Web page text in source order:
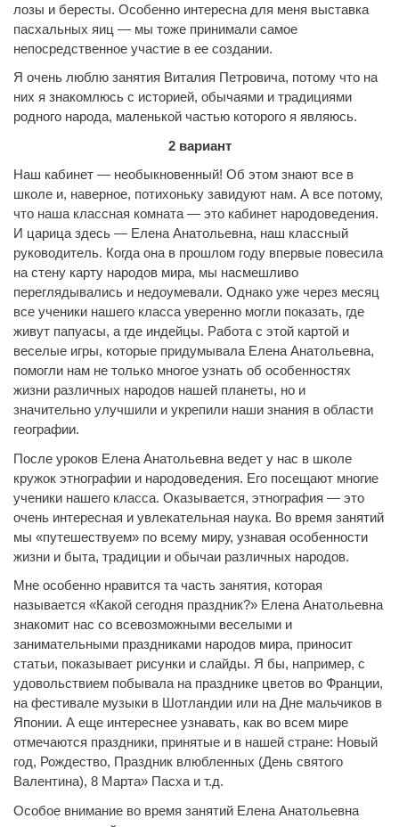
лозы и бересты. Особенно интересна для меня выставка
пасхальных яиц — мы тоже принимали самое
непосредственное участие в ее создании.
Я очень люблю занятия Виталия Петровича, потому что на
них я знакомлюсь с историей, обычаями и традициями
родного народа, маленькой частью которого я являюсь.
2 вариант
Наш кабинет — необыкновенный! Об этом знают все в
школе и, наверное, потихоньку завидуют нам. А все потому,
что наша классная комната — это кабинет народоведения.
И царица здесь — Елена Анатольевна, наш классный
руководитель. Когда она в прошлом году впервые повесила
на стену карту народов мира, мы насмешливо
переглядывались и недоумевали. Однако уже через месяц
все ученики нашего класса уверенно могли показать, где
живут папуасы, а где индейцы. Работа с этой картой и
веселые игры, которые придумывала Елена Анатольевна,
помогли нам не только многое узнать об особенностях
жизни различных народов нашей планеты, но и
значительно улучшили и укрепили наши знания в области
географии.
После уроков Елена Анатольевна ведет у нас в школе
кружок этнографии и народоведения. Его посещают многие
ученики нашего класса. Оказывается, этнография — это
очень интересная и увлекательная наука. Во время занятий
мы «путешествуем» по всему миру, узнавая особенности
жизни и быта, традиции и обычаи различных народов.
Мне особенно нравится та часть занятия, которая
называется «Какой сегодня праздник?» Елена Анатольевна
знакомит нас со всевозможными веселыми и
занимательными праздниками народов мира, приносит
статьи, показывает рисунки и слайды. Я бы, например, с
удовольствием побывала на празднике цветов во Франции,
на фестивале музыки в Шотландии или на Дне мальчиков в
Японии. А еще интереснее узнавать, как во всем мире
отмечаются праздники, принятые и в нашей стране: Новый
год, Рождество, Праздник влюбленных (День святого
Валентина), 8 Марта» Пасха и т.д.
Особое внимание во время занятий Елена Анатольевна